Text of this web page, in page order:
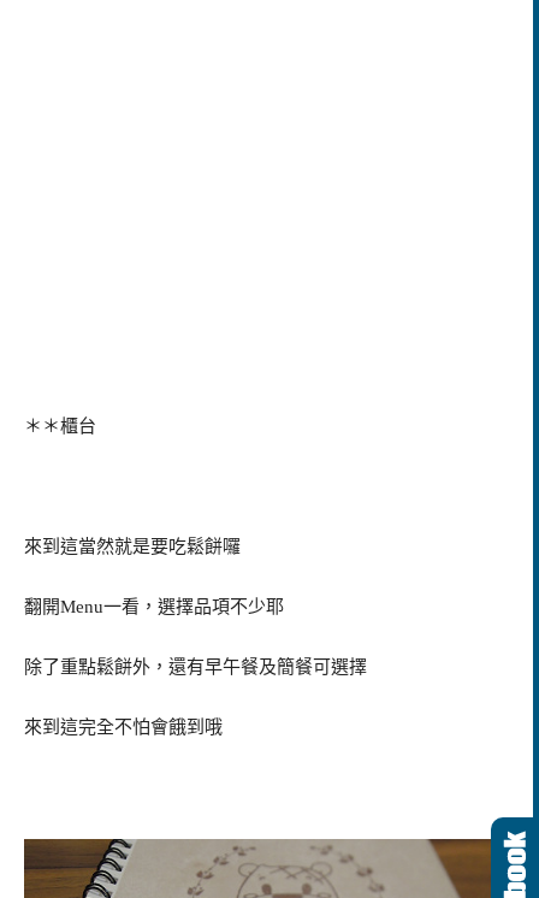
＊＊櫃台
來到這當然就是要吃鬆餅囉
翻開Menu一看，選擇品項不少耶
除了重點鬆餅外，還有早午餐及簡餐可選擇
來到這完全不怕會餓到哦